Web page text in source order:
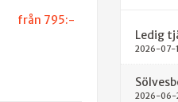
från 795:-
Ledig
2026-07-
2026-06-